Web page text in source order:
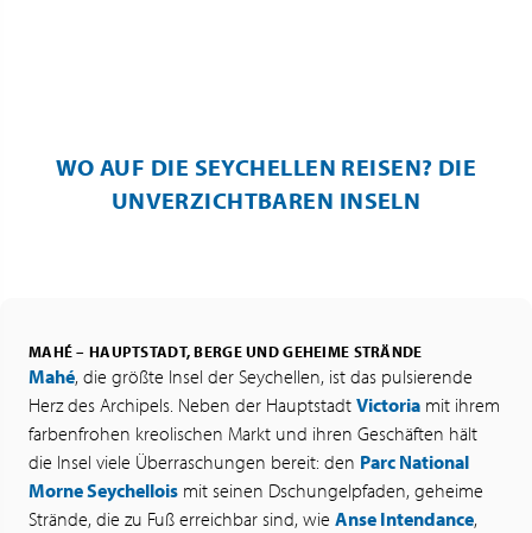
WO AUF DIE SEYCHELLEN REISEN? DIE
UNVERZICHTBAREN INSELN
MAHÉ – HAUPTSTADT, BERGE UND GEHEIME STRÄNDE
Mahé, die größte Insel der Seychellen, ist das pulsierende
Herz des Archipels. Neben der Hauptstadt Victoria mit ihrem
farbenfrohen kreolischen Markt und ihren Geschäften hält
die Insel viele Überraschungen bereit: den Parc National
Morne Seychellois mit seinen Dschungelpfaden, geheime
Strände, die zu Fuß erreichbar sind, wie Anse Intendance,